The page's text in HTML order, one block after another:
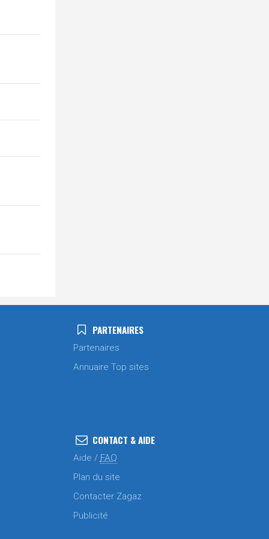
PARTENAIRES
Partenaires
Annuaire Top sites
CONTACT & AIDE
Aide / FAQ
Plan du site
Contacter Zagaz
Publicité